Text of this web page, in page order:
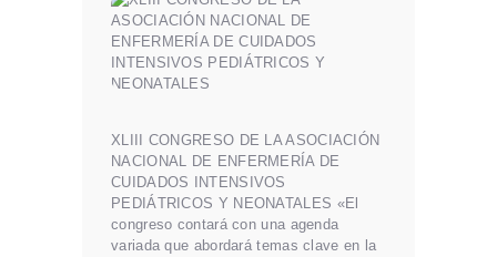
XLIII CONGRESO DE LA ASOCIACIÓN
NACIONAL DE ENFERMERÍA DE
CUIDADOS INTENSIVOS
PEDIÁTRICOS Y NEONATALES «El
congreso contará con una agenda
variada que abordará temas clave en la